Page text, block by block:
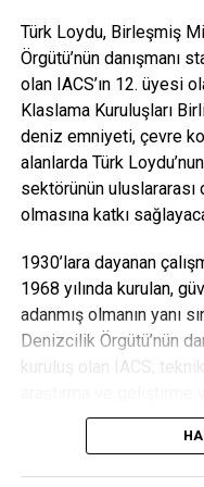
“Karbon ayak izi
hakkında
Müdürü Yaşar Arvas,
Türk Loydu, Birleşmiş
Örgütü’nün danışmanı
olan IACS’ın 12. üyesi
Klaslama Kuruluşları
deniz emniyeti, çevre
alanlarda Türk
sektörünün
olmasına katkı
1930’lara dayanan
1968 yılında kurulan,
adanmış olmanın yanı
Denizcilik Örgütü’nün
kuruluş olan IACS;
düzenlemelerine
kargo taşıma tonajının
belirlediği